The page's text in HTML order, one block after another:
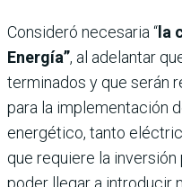
Consideró necesaria “la
Energía”, al adelantar
terminados y que serán
para la implementación
energético, tanto
que requiere la
poder llegar a introducir